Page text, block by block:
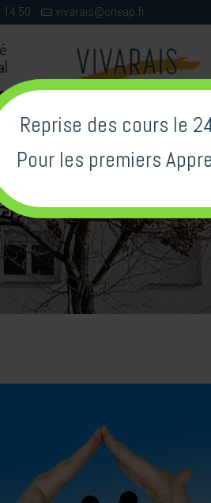
14 50 vivarais@cneap.fr
Reprise des cours le
Pour les premiers